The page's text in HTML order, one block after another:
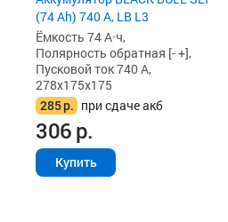
(74 Ah) 740 А, LB L3
Ёмкость 74 А·ч,
Полярность обратная [- +],
Пусковой ток 740 А,
278x175x175
285р. при сдаче акб
306р.
Купить